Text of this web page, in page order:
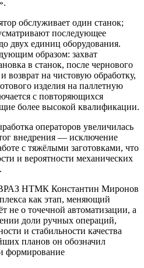
обслуживает один станок;
последующее
двух единиц оборудования.
образом: захват
в станок, после чернового
возврат на чистовую обработку,
изделия на паллетную
с повторяющихся
более высокой квалификации.
операторов увеличилась
внедрения — исключение
с тяжёлыми заготовками, что
и вероятности механических
НТМК Константин Миронов
как этап, меняющий
не о точечной автоматизации, а
доли ручных операций,
и стабильности качества
планов он обозначил
формирование